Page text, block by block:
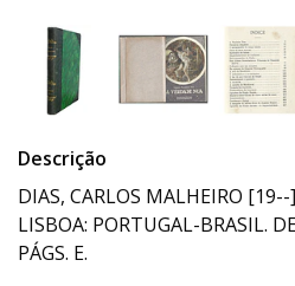
Descrição
DIAS, CARLOS MALHEIRO [19--]
LISBOA: PORTUGAL-BRASIL.
PÁGS. E.